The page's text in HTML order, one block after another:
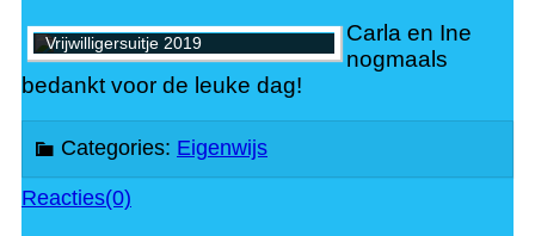
Vrijwilligersuitje 2019
Carla en Ine
nogmaals
bedankt voor de leuke dag!
Categories: Eigenwijs
Reacties(0)